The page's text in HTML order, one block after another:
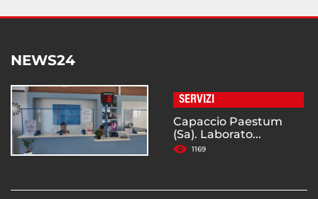
NEWS24
SERVIZI
Capaccio Paestum
(Sa). Laborato...
1169